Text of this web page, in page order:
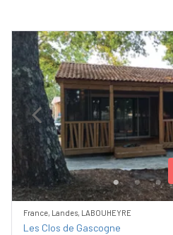
Previous
France, Landes, LABOUHEYRE
Les Clos de Gascogne